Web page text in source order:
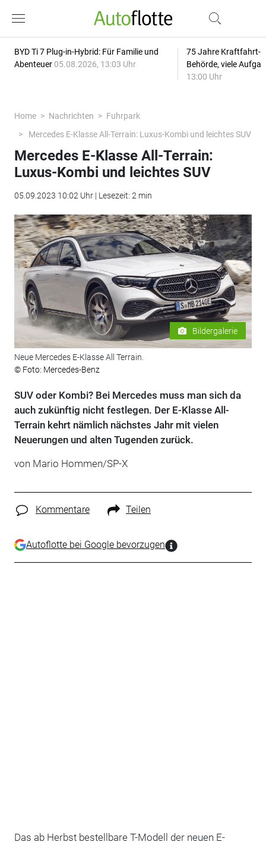
BYD Ti 7 Plug-in-Hybrid: Für Familie und
Abenteuer 05.08.2026, 13:03 Uhr
75 Jahre Kraftfahrt-
Behörde, viele
13:00 Uhr
Home Nachrichten
Fuhrpark
Mercedes E-Klasse All-Terrain: Luxus-Kombi und leichtes SUV
Mercedes E-Klasse All-Terrain:
Luxus-Kombi und leichtes SUV
05.09.2023 10:02 Uhr | Lesezeit: 2 min
Bildergalerie
Neue Mercedes E-Klasse All Terrain.
© Foto: Mercedes-Benz
SUV oder Kombi? Bei Mercedes muss man sich da
auch zukünftig nicht festlegen. Der E-Klasse All-
Terrain kehrt nämlich nächstes Jahr mit vielen
Neuerungen und alten Tugenden zurück.
von Mario Hommen/SP-X
Kommentare Teilen
Autoflotte bei Google bevorzugen
Das ab Herbst bestellbare T-Modell der neuen E-